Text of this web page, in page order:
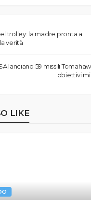
trolley: la madre pronta a
verità
lanciano 59 missili
obiettivi
LIKE